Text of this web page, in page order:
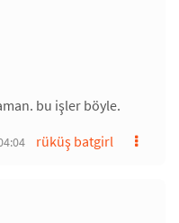
bu işler böyle.
rüküş batgirl